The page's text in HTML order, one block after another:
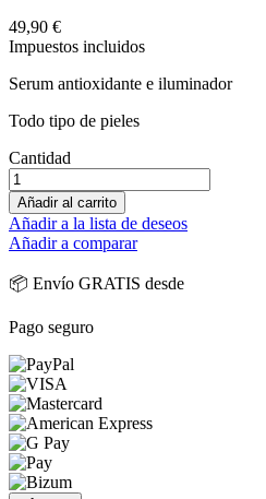
49,90 €
Impuestos incluidos
Serum antioxidante e iluminador
Todo tipo de pieles
Cantidad
Añadir al carrito
Añadir a la lista de deseos
Añadir a comparar
📦 Envío GRATIS desde
Pago seguro